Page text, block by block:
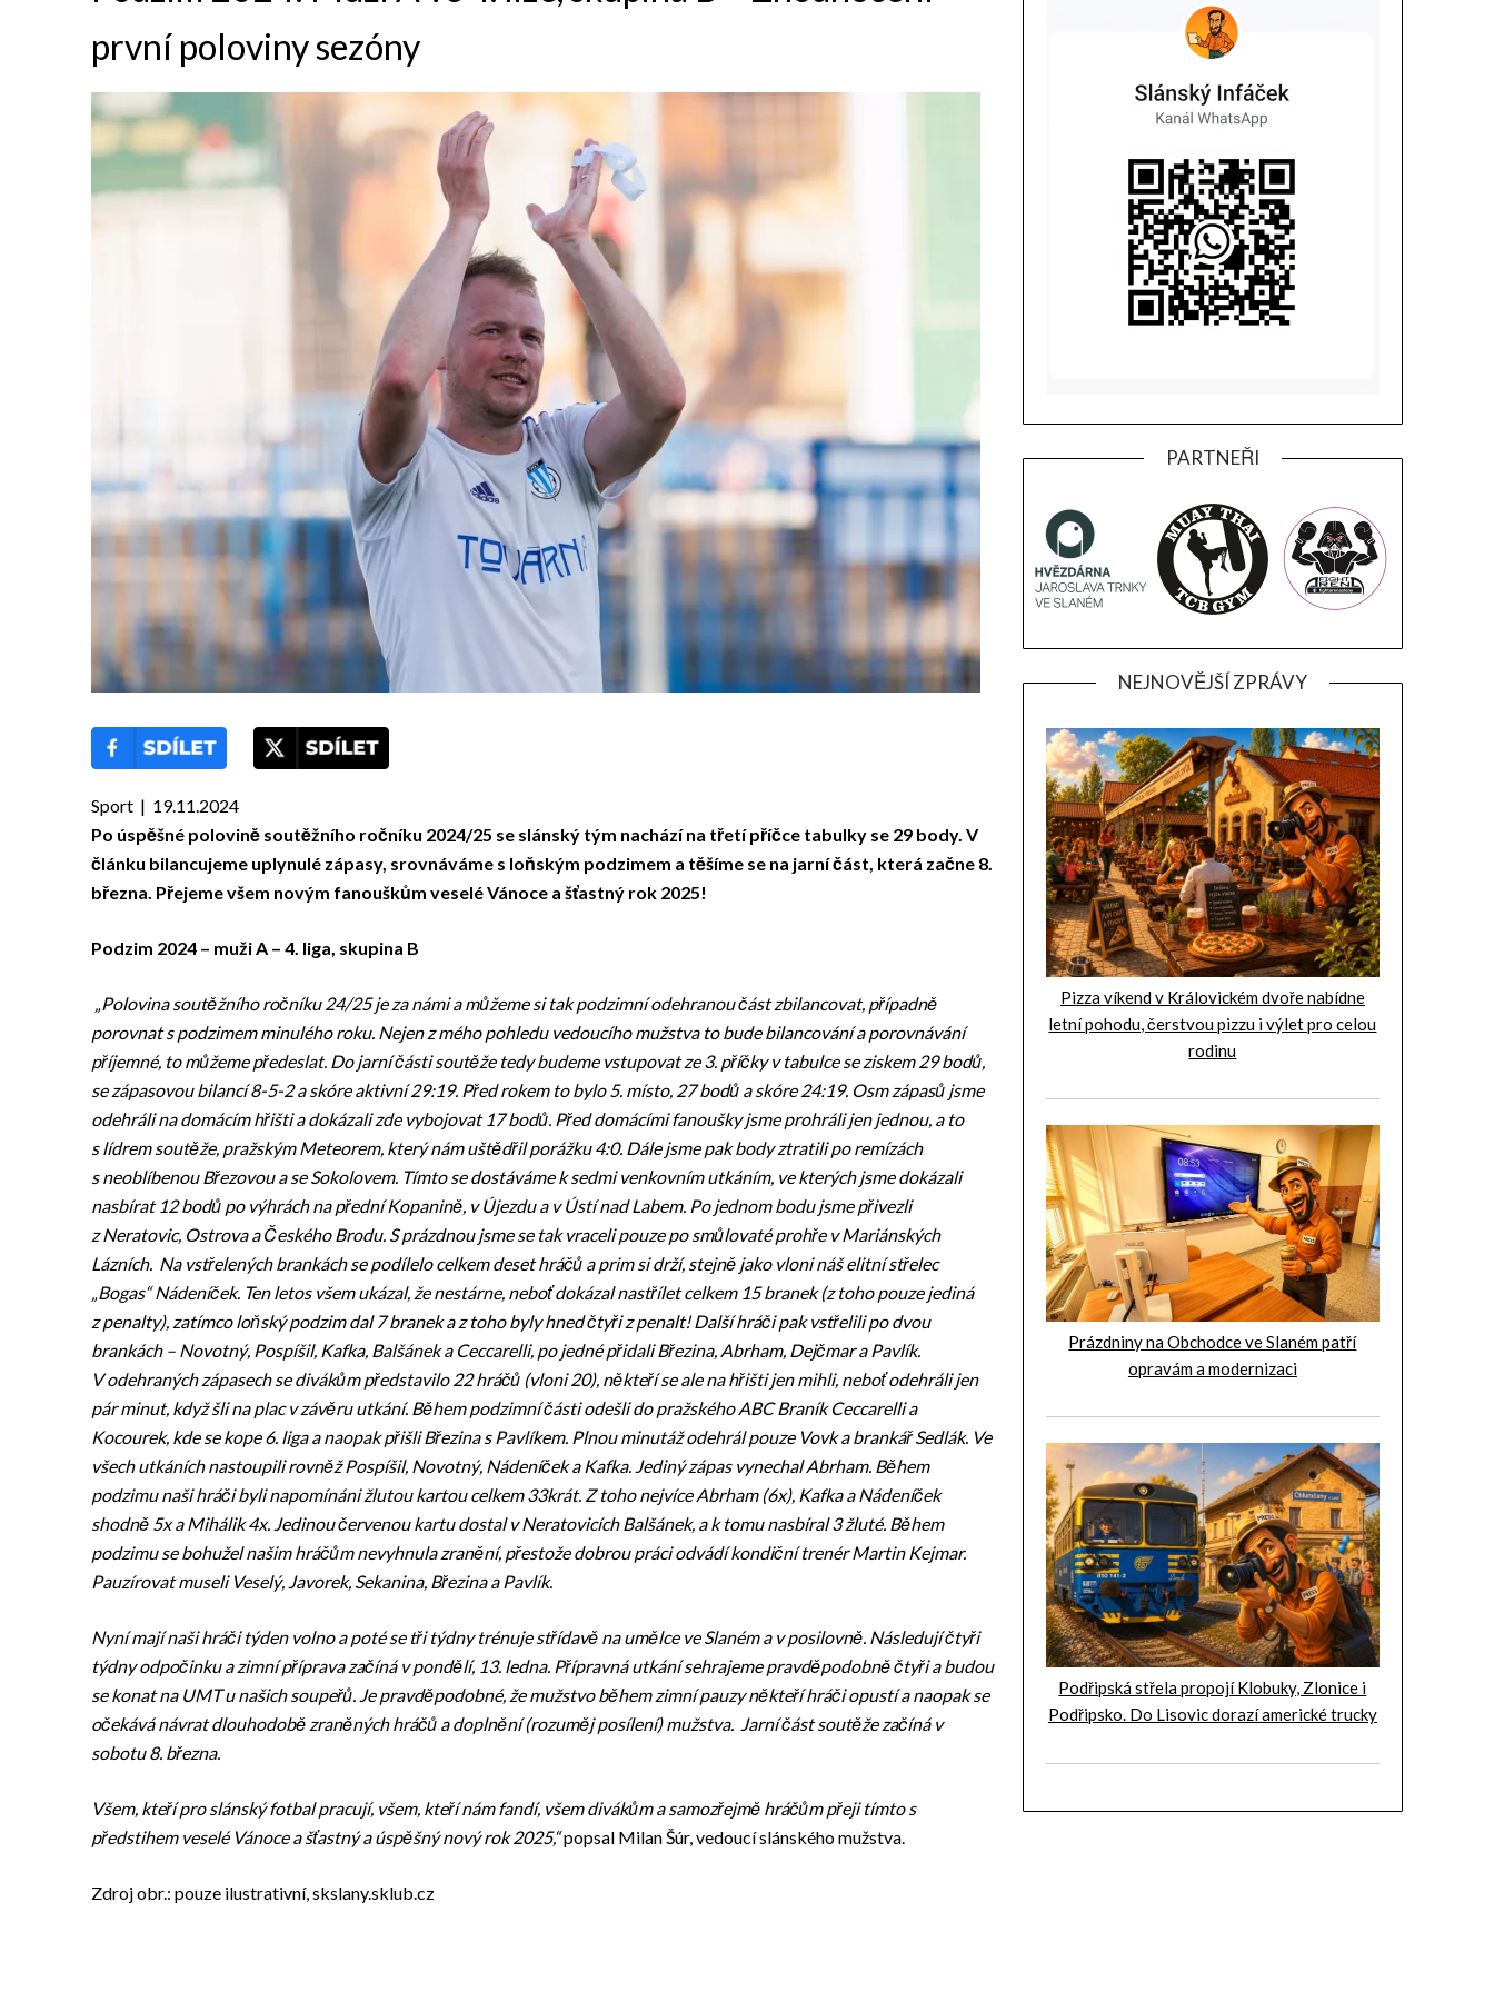
první poloviny sezóny
Sport | 19.11.2024
Po úspěšné polovině soutěžního ročníku 2024/25 se slánský tým nachází na třetí příčce tabulky se 29 body. V
článku bilancujeme uplynulé zápasy, srovnáváme s loňským podzimem a těšíme se na jarní část, která začne 8.
března. Přejeme všem novým fanouškům veselé Vánoce a šťastný rok 2025!
Podzim 2024 – muži A – 4. liga, skupina B
„Polovina soutěžního ročníku 24/25 je za námi a můžeme si tak podzimní odehranou část zbilancovat, případně
porovnat s podzimem minulého roku. Nejen z mého pohledu vedoucího mužstva to bude bilancování a porovnávání
příjemné, to můžeme předeslat. Do jarní části soutěže tedy budeme vstupovat ze 3. příčky v tabulce se ziskem 29 bodů,
se zápasovou bilancí 8-5-2 a skóre aktivní 29:19. Před rokem to bylo 5. místo, 27 bodů a skóre 24:19. Osm zápasů jsme
odehráli na domácím hřišti a dokázali zde vybojovat 17 bodů. Před domácími fanoušky jsme prohráli jen jednou, a to
s lídrem soutěže, pražským Meteorem, který nám uštědřil porážku 4:0. Dále jsme pak body ztratili po remízách
s neoblíbenou Březovou a se Sokolovem. Tímto se dostáváme k sedmi venkovním utkáním, ve kterých jsme dokázali
nasbírat 12 bodů po výhrách na přední Kopanině, v Újezdu a v Ústí nad Labem. Po jednom bodu jsme přivezli
z Neratovic, Ostrova a Českého Brodu. S prázdnou jsme se tak vraceli pouze po smůlovaté prohře v Mariánských
Lázních. Na vstřelených brankách se podílelo celkem deset hráčů a prim si drží, stejně jako vloni náš elitní střelec
„Bogas“ Nádeníček. Ten letos všem ukázal, že nestárne, neboť dokázal nastřílet celkem 15 branek (z toho pouze jediná
z penalty), zatímco loňský podzim dal 7 branek a z toho byly hned čtyři z penalt! Další hráči pak vstřelili po dvou
brankách – Novotný, Pospíšil, Kafka, Balšánek a Ceccarelli, po jedné přidali Březina, Abrham, Dejčmar a Pavlík.
V odehraných zápasech se divákům představilo 22 hráčů (vloni 20), někteří se ale na hřišti jen mihli, neboť odehráli jen
pár minut, když šli na plac v závěru utkání. Během podzimní části odešli do pražského ABC Braník Ceccarelli a
Kocourek, kde se kope 6. liga a naopak přišli Březina s Pavlíkem. Plnou minutáž odehrál pouze Vovk a brankář Sedlák. Ve
všech utkáních nastoupili rovněž Pospíšil, Novotný, Nádeníček a Kafka. Jediný zápas vynechal Abrham. Během
podzimu naši hráči byli napomínáni žlutou kartou celkem 33krát. Z toho nejvíce Abrham (6x), Kafka a Nádeníček
shodně 5x a Mihálik 4x. Jedinou červenou kartu dostal v Neratovicích Balšánek, a k tomu nasbíral 3 žluté. Během
podzimu se bohužel našim hráčům nevyhnula zranění, přestože dobrou práci odvádí kondiční trenér Martin Kejmar.
Pauzírovat museli Veselý, Javorek, Sekanina, Březina a Pavlík.
Nyní mají naši hráči týden volno a poté se tři týdny trénuje střídavě na umělce ve Slaném a v posilovně. Následují čtyři
týdny odpočinku a zimní příprava začíná v pondělí, 13. ledna. Přípravná utkání sehrajeme pravděpodobně čtyři a budou
se konat na UMT u našich soupeřů. Je pravděpodobné, že mužstvo během zimní pauzy někteří hráči opustí a naopak se
očekává návrat dlouhodobě zraněných hráčů a doplnění (rozuměj posílení) mužstva. Jarní část soutěže začíná v
sobotu 8. března.
Všem, kteří pro slánský fotbal pracují, všem, kteří nám fandí, všem divákům a samozřejmě hráčům přeji tímto s
předstihem veselé Vánoce a šťastný a úspěšný nový rok 2025,“popsal Milan Šúr, vedoucí slánského mužstva.
Zdroj obr.: pouze ilustrativní, skslany.sklub.cz
PARTNEŘI
NEJNOVĚJŠÍ ZPRÁVY
Pizza víkend v Královickém dvoře nabídne
letní pohodu, čerstvou pizzu i výlet pro celou
rodinu
Prázdniny na Obchodce ve Slaném patří
opravám a modernizaci
Podřipská střela propojí Klobuky, Zlonice i
Podřipsko. Do Lisovic dorazí americké trucky